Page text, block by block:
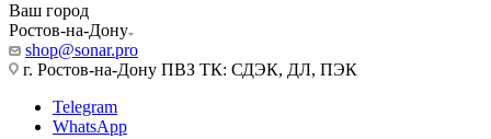
Ваш город
Ростов-на-Дону
shop@sonar.pro
г. Ростов-на-Дону ПВЗ ТК: СДЭК, ДЛ, ПЭК
Telegram
WhatsApp